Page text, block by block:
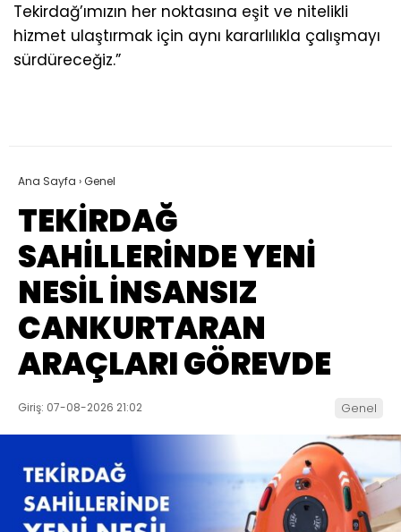
Tekirdağ’ımızın her noktasına eşit ve nitelikli
hizmet ulaştırmak için aynı kararlılıkla çalışmayı
sürdüreceğiz.”
Ana Sayfa ›Genel
TEKİRDAĞ
SAHİLLERİNDE YENİ
NESİL İNSANSIZ
CANKURTARAN
ARAÇLARI GÖREVDE
Giriş: 07-08-2026 21:02 Genel